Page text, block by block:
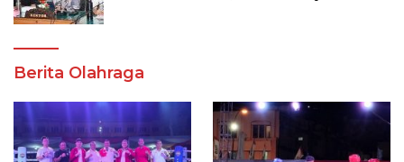
Berita Olahraga